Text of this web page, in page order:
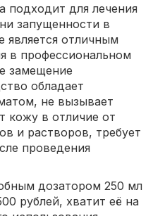
подходит для лечения
запущенности в
является отличным
в профессиональном
замещение
обладает
не вызывает
кожу в отличие от
и растворов, требует
проведения
дозатором 250 мл
рублей, хватит её на